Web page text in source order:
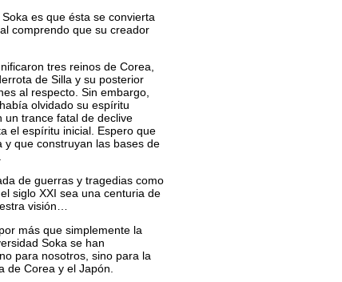
es que ésta se convierta
comprendo que su creador
tres reinos de Corea,
de Silla y su posterior
al respecto. Sin embargo,
olvidado su espíritu
un trance fatal de declive
el espíritu inicial. Espero que
que construyan las bases de
de guerras y tragedias como
siglo XXI sea una centuria de
visión…
más que simplemente la
Soka se han
para nosotros, sino para la
Corea y el Japón.